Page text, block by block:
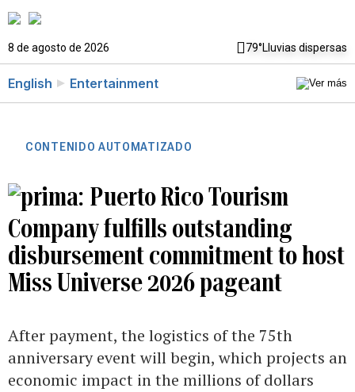
8 de agosto de 2026 79°Lluvias dispersas
English Entertainment
CONTENIDO AUTOMATIZADO
Puerto Rico Tourism
Company fulfills outstanding
disbursement commitment to host
Miss Universe 2026 pageant
After payment, the logistics of the 75th
anniversary event will begin, which projects an
economic impact in the millions of dollars